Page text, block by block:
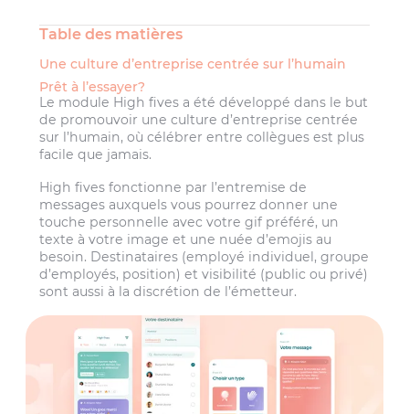
Table des matières
Une culture d’entreprise centrée sur l’humain
Prêt à l’essayer?
Le module High fives a été développé dans le but
de promouvoir une culture d’entreprise centrée
sur l’humain, où célébrer entre collègues est plus
facile que jamais.
High fives fonctionne par l’entremise de
messages auxquels vous pourrez donner une
touche personnelle avec votre gif préféré, un
texte à votre image et une nuée d’emojis au
besoin. Destinataires (employé individuel, groupe
d’employés, position) et visibilité (public ou privé)
sont aussi à la discrétion de l’émetteur.